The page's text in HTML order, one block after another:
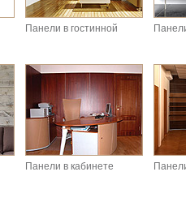
Панели в гостинной
Панели в кабинете